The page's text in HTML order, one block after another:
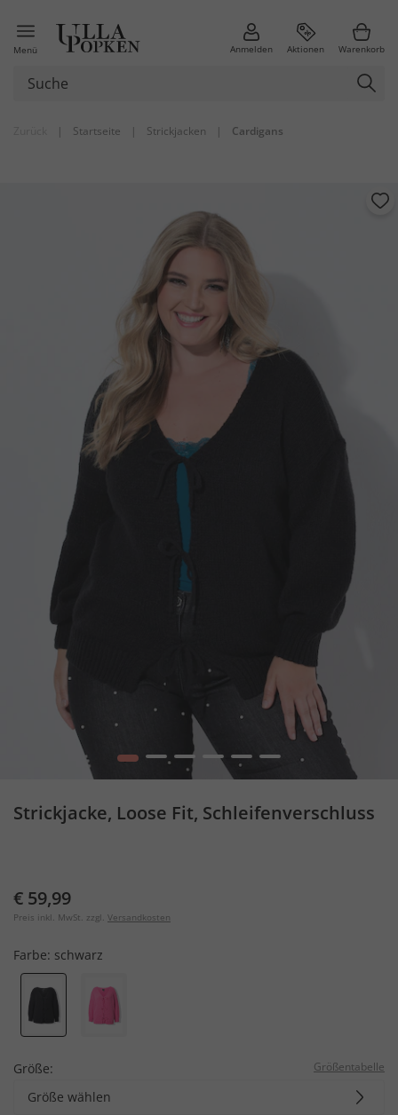
Menü Anmelden Aktionen Warenkorb
| Startseite | Strickjacken | Cardigans
1 2 3 4 5 6
Strickjacke, Loose Fit, Schleifenverschluss
€ 59,99
Preis inkl. MwSt. zzgl. Versandkosten
Farbe: schwarz
Größe: Größentabelle
Größe wählen